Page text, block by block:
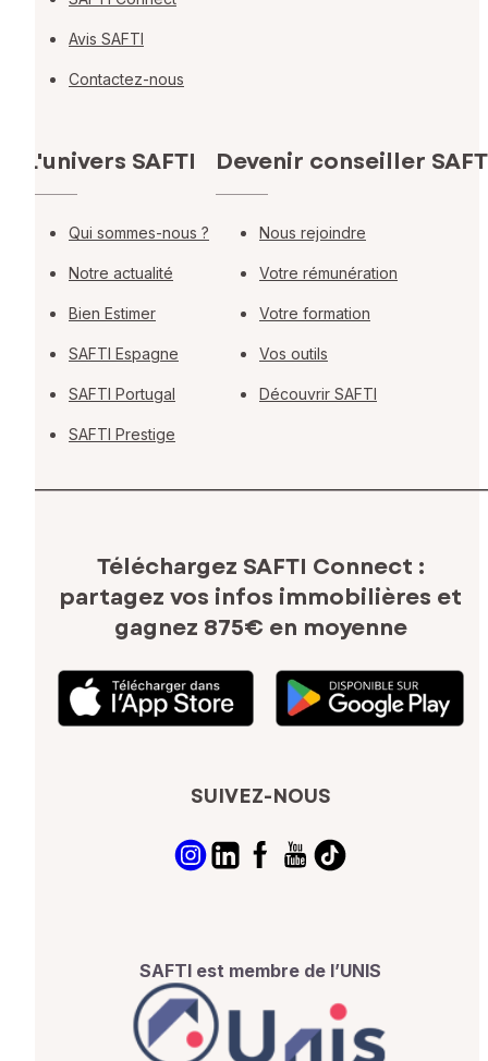
Avis SAFTI
Contactez-nous
L'univers SAFTI
Qui sommes-nous ?
Notre actualité
Bien Estimer
SAFTI Espagne
SAFTI Portugal
SAFTI Prestige
Devenir conseiller
Nous rejoindre
Votre rémunération
Votre formation
Vos outils
Découvrir SAFTI
Téléchargez SAFTI Connect :
partagez vos infos immobilières et
gagnez 875€ en moyenne
SUIVEZ-NOUS
SAFTI est membre de l’UNIS